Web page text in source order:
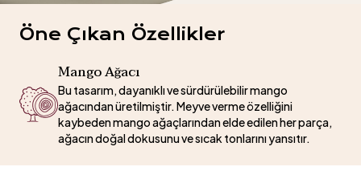
Öne Çıkan Özellikler
Mango Ağacı
Bu tasarım, dayanıklı ve sürdürülebilir mango
ağacından üretilmiştir. Meyve verme özelliğini
kaybeden mango ağaçlarından elde edilen her parça,
ağacın doğal dokusunu ve sıcak tonlarını yansıtır.